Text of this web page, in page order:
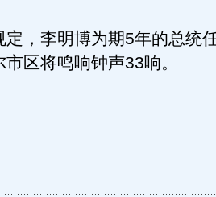
，李明博为期5年的总统
市区将鸣响钟声33响。